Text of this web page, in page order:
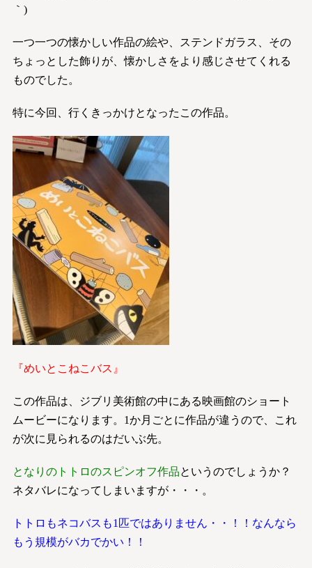
｀)
一つ一つの懐かしい作品の絵や、ステンドガラス、その
ちょっとした飾りが、懐かしさをより感じさせてくれる
ものでした。
特に今回、行くきっかけとなったこの作品。
『めいとこねこバス』
この作品は、ジブリ美術館の中にある映画館のショート
ムービーになります。1か月ごとに作品が違うので、これ
が次に見られるのはだいぶ先。
となりのトトロのスピンオフ作品というのでしょうか？
ネタバレになってしまいますが・・・。
トトロもネコバスも1匹ではありません・・！！なんなら
もう規模がバカでかい！！